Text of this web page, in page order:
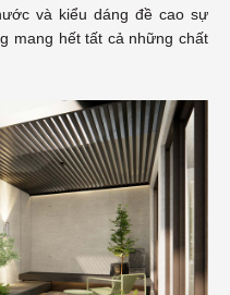
và kiểu dáng đề cao sự
mang hết tất cả những chất